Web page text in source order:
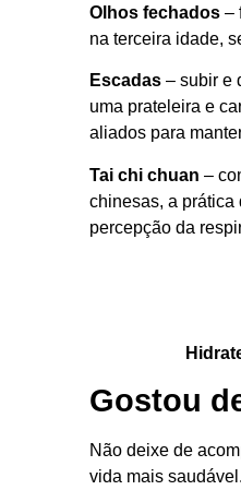
Olhos fechados –
na terceira idade,
Escadas – subir e
uma prateleira e
aliados para
Tai chi chuan –
chinesas, a prática
percepção da
Gostou
Não deixe de
vida mais saudável.